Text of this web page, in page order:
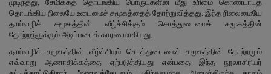
முடிந்தது, சேமிக்கத் தொடங்கிய பொருட்களின் மீது உரிமை கொண்டாடத்
தொடங்கிய நிலையே உடைமைச் சமூகத்தைத் தோற்றுவித்தது. இந்த நிலைமையே
தாய்வழிச் சமூகத்தின் வீழ்ச்சிக்கும் சொத்துடைமைச் சமூகத்தின்
தோற்றத்துக்கும் அடிப்படைக் காரணமாகியது.
தாய்வழிச் சமூகத்தின் வீழ்ச்சியும் சொத்துடைமைச் சமூகத்தின் தோற்றமும்
எவ்வாறு ஆணாதிக்கத்தை ஏற்படுத்தியது என்பதை இந்த நூலாசிரியர்